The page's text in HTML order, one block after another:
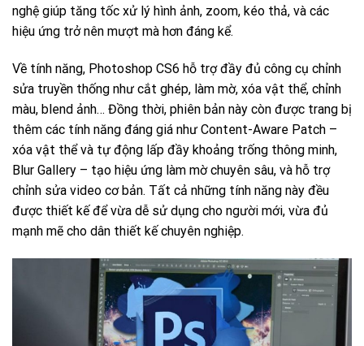
nghệ giúp tăng tốc xử lý hình ảnh, zoom, kéo thả, và các
hiệu ứng trở nên mượt mà hơn đáng kể.
Về tính năng, Photoshop CS6 hỗ trợ đầy đủ công cụ chỉnh
sửa truyền thống như cắt ghép, làm mờ, xóa vật thể, chỉnh
màu, blend ảnh… Đồng thời, phiên bản này còn được trang bị
thêm các tính năng đáng giá như Content-Aware Patch –
xóa vật thể và tự động lấp đầy khoảng trống thông minh,
Blur Gallery – tạo hiệu ứng làm mờ chuyên sâu, và hỗ trợ
chỉnh sửa video cơ bản. Tất cả những tính năng này đều
được thiết kế để vừa dễ sử dụng cho người mới, vừa đủ
mạnh mẽ cho dân thiết kế chuyên nghiệp.